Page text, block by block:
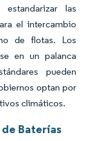
las
el intercambio
de flotas. Los
en un palanca
pueden
optan por
climáticos.
Baterías